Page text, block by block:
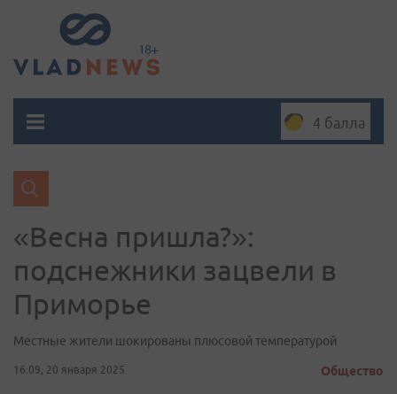
4 балла
«Весна пришла?»:
подснежники зацвели в
Приморье
Местные жители шокированы плюсовой температурой
16:09, 20 января 2025 Общество